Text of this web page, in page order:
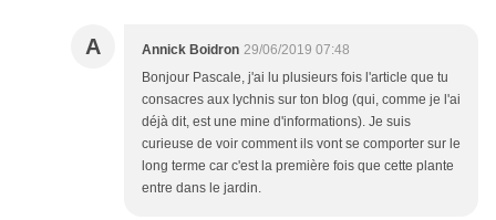
A Annick Boidron 29/06/2019 07:48
Bonjour Pascale, j'ai lu plusieurs fois l'article que tu
consacres aux lychnis sur ton blog (qui, comme je l'ai
déjà dit, est une mine d'informations). Je suis
curieuse de voir comment ils vont se comporter sur le
long terme car c'est la première fois que cette plante
entre dans le jardin.